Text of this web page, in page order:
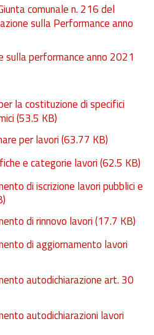
comunale n. 216 del
sulla Performance anno
sulla performance anno 2021
la costituzione di specifici
(53.5 KB)
per lavori(63.77 KB)
e categorie lavori(62.5 KB)
di iscrizione lavori pubblici e
di rinnovo lavori(17.7 KB)
di aggiornamento lavori
autodichiarazione art. 30
autodichiarazioni lavori